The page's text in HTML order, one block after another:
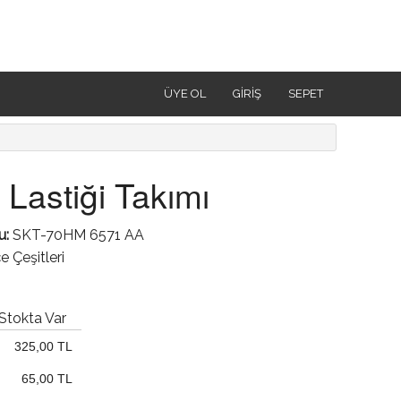
ÜYE OL GIRIŞ SEPET
Takımı
SKT-70HM 6571 AA
Çeşitleri
Var
325,00 TL
65,00 TL